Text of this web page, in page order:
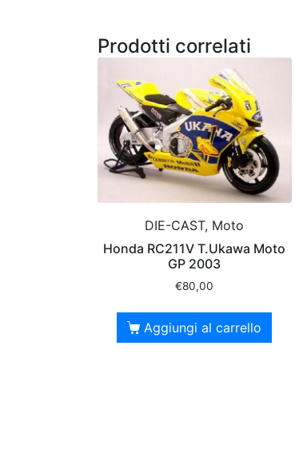
Prodotti correlati
DIE-CAST, Moto
Honda RC211V T.Ukawa Moto
GP 2003
€80,00
Aggiungi al carrello